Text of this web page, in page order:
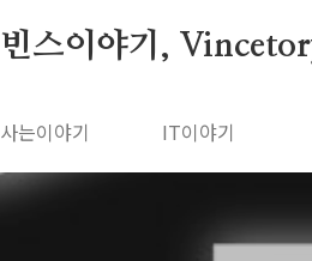
빈스이야기,
사는이야기 IT이야기